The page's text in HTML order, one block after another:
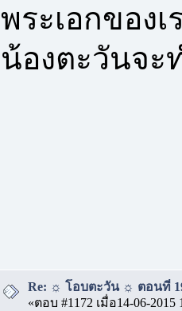
พระเอกของ
น้องตะวันจะ
Re: ☼ โอบตะวัน ☼ ตอนที่ 19
«ตอบ #1172 เมื่อ14-06-2015